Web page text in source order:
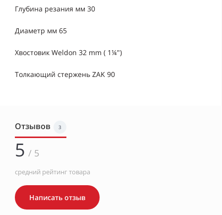
Глубина резания мм 30
Диаметр мм 65
Хвостовик Weldon 32 mm ( 1¼")
Толкающий стержень ZAK 90
Отзывов 3
5 / 5
средний рейтинг товара
Написать отзыв